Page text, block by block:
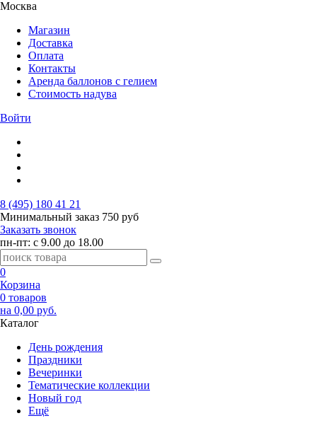
Москва
Магазин
Доставка
Оплата
Контакты
Аренда баллонов с гелием
Стоимость надува
Войти
8 (495) 180 41 21
Минимальный заказ 750 руб
Заказать звонок
пн-пт: с 9.00 до 18.00
0
Корзина
0 товаров
на 0,00 руб.
Каталог
День рождения
Праздники
Вечеринки
Тематические коллекции
Новый год
Ещё